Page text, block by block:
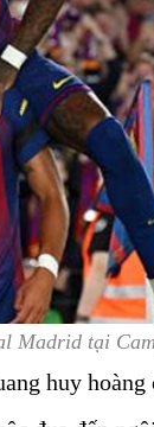
Madrid tại
huy hoàng